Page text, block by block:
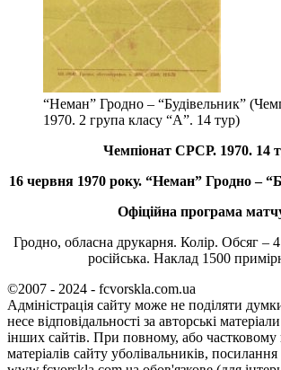
“Неман” Гродно – “Будівельник”
1970. 2 група класу “А”. 14 тур)
Чемпіонат СРСР. 1970. 14
16 червня 1970 року. “Неман” Гродно –
Офіційна програма
Гродно, обласна друкарня. Колір. Обсяг –
російська. Наклад 1500
©2007 - 2024 - fcvorskla.com.ua
Адміністрація сайту може не поділяти
несе відповідальності за авторські
інших сайтів. При повному, або частковому
матеріалів сайту уболівальників, посилання